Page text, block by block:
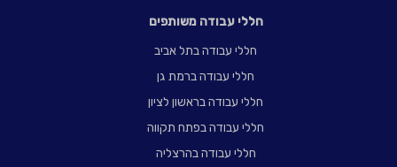
חללי עבודה משותפים
חללי עבודה בתל אביב
חללי עבודה ברמת גן
חללי עבודה בראשון לציון
חללי עבודה בפתח תקווה
חללי עבודה בהרצליה